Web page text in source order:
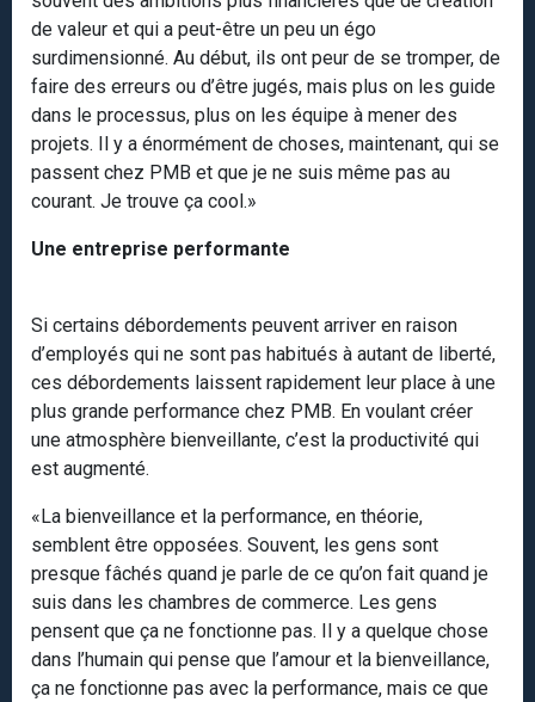
de valeur et qui a peut-être un peu un égo
surdimensionné. Au début, ils ont peur de se tromper, de
faire des erreurs ou d’être jugés, mais plus on les guide
dans le processus, plus on les équipe à mener des
projets. Il y a énormément de choses, maintenant, qui se
passent chez PMB et que je ne suis même pas au
courant. Je trouve ça cool.»
Une entreprise performante
Si certains débordements peuvent arriver en raison
d’employés qui ne sont pas habitués à autant de liberté,
ces débordements laissent rapidement leur place à une
plus grande performance chez PMB. En voulant créer
une atmosphère bienveillante, c’est la productivité qui
est augmenté.
«La bienveillance et la performance, en théorie,
semblent être opposées. Souvent, les gens sont
presque fâchés quand je parle de ce qu’on fait quand je
suis dans les chambres de commerce. Les gens
pensent que ça ne fonctionne pas. Il y a quelque chose
dans l’humain qui pense que l’amour et la bienveillance,
ça ne fonctionne pas avec la performance, mais ce que